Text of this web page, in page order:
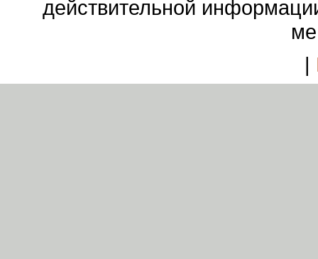
действительной
|